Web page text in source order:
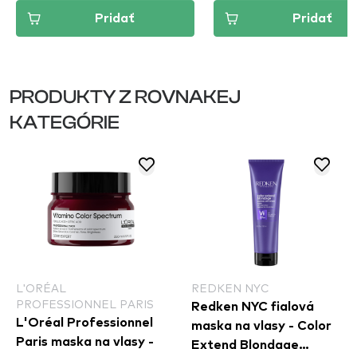
Pridať Pridať
PRODUKTY Z ROVNAKEJ
KATEGÓRIE
L'ORÉAL
PROFESSIONNEL PARIS
L'Oréal Professionnel
Paris maska na vlasy -
REDKEN NYC
Redken NYC fialová
maska na vlasy - Color
Extend Blondage